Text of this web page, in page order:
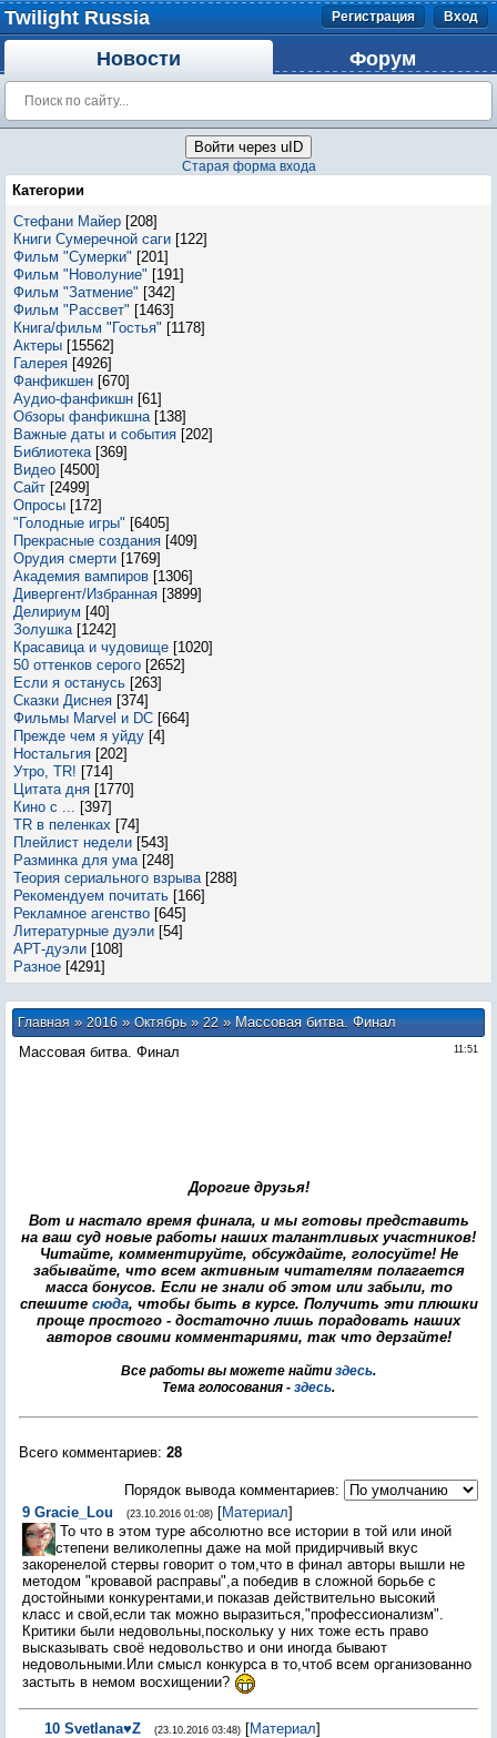
Twilight Russia Регистрация Вход
Новости Форум
Войти через uID
Старая форма входа
Категории
Стефани Майер [208]
Книги Сумеречной саги [122]
Фильм "Сумерки" [201]
Фильм "Новолуние" [191]
Фильм "Затмение" [342]
Фильм "Рассвет" [1463]
Книга/фильм "Гостья" [1178]
Актеры [15562]
Галерея [4926]
Фанфикшен [670]
Аудио-фанфикшн [61]
Обзоры фанфикшна [138]
Важные даты и события [202]
Библиотека [369]
Видео [4500]
Сайт [2499]
Опросы [172]
"Голодные игры" [6405]
Прекрасные создания [409]
Орудия смерти [1769]
Академия вампиров [1306]
Дивергент/Избранная [3899]
Делириум [40]
Золушка [1242]
Красавица и чудовище [1020]
50 оттенков серого [2652]
Если я останусь [263]
Сказки Диснея [374]
Фильмы Marvel и DC [664]
Прежде чем я уйду [4]
Ностальгия [202]
Утро, TR! [714]
Цитата дня [1770]
Кино с ... [397]
TR в пеленках [74]
Плейлист недели [543]
Разминка для ума [248]
Теория сериального взрыва [288]
Рекомендуем почитать [166]
Рекламное агенство [645]
Литературные дуэли [54]
АРТ-дуэли [108]
Разное [4291]
Главная»2016 » Октябрь » 22» Массовая битва. Финал
11:51
Массовая битва. Финал
Дорогие друзья!
Вот и настало время финала, и мы готовы представить
на ваш суд новые работы наших талантливых участников!
Читайте, комментируйте, обсуждайте, голосуйте! Не
забывайте, что всем активным читателям полагается
масса бонусов. Если не знали об этом или забыли, то
спешите сюда, чтобы быть в курсе. Получить эти плюшки
проще простого - достаточно лишь порадовать наших
авторов своими комментариями, так что дерзайте!
Все работы вы можете найти здесь.
Тема голосования - здесь.
Всего комментариев: 28
Порядок вывода комментариев:
9 Gracie_Lou (23.10.2016 01:08) [Материал]
То что в этом туре абсолютно все истории в той или иной
степени великолепны даже на мой придирчивый вкус
закоренелой стервы говорит о том,что в финал авторы вышли не
методом "кровавой расправы",а победив в сложной борьбе с
достойными конкурентами,и показав действительно высокий
класс и свой,если так можно выразиться,"профессионализм".
Критики были недовольны,поскольку у них тоже есть право
высказывать своё недовольство и они иногда бывают
недовольными.Или смысл конкурса в то,чтоб всем организованно
застыть в немом восхищении?
10 Svetlana♥Z (23.10.2016 03:48) [Материал]